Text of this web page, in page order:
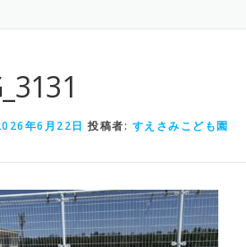
年6月22日 投稿者: すえさみこども園